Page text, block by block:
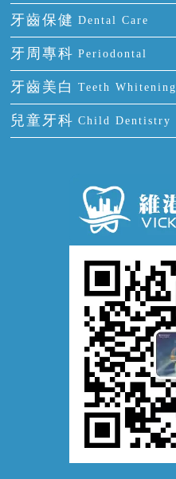
半口缺失
全口缺失
牙齒擁擠
牙齒前突
牙齒稀疏
烤瓷牙
氟斑牙
四環素牙
活動假牙
牙貼面
補牙
智齒
根管治療
拔牙
牙痛
牙齒保健 Dental Care
正確刷牙
全國愛牙日
預防牙病
牙科通識
牙周專科 Periodontal
牙周炎
牙齦出血
牙齦炎
牙齦萎縮
牙齒美白 Teeth Whitening
冷光美白
兒童牙科 Child Dentistry